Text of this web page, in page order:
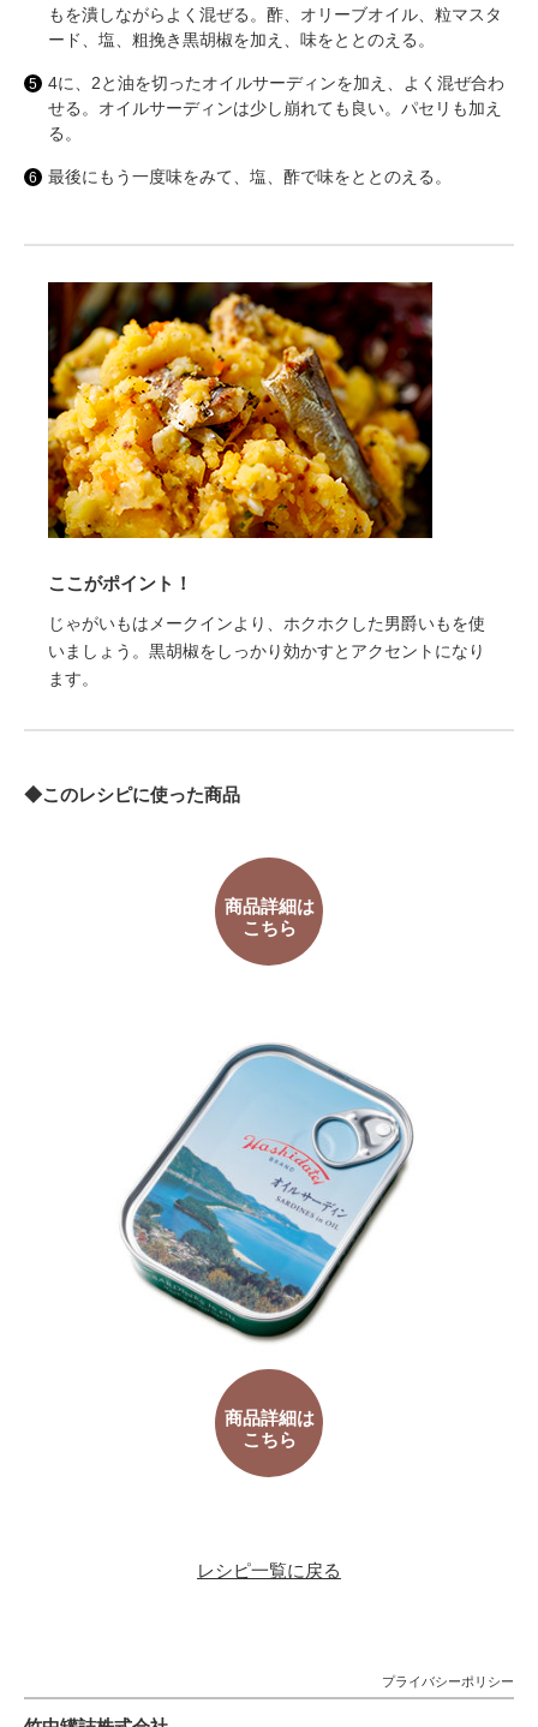
もを潰しながらよく混ぜる。酢、オリーブオイル、粒マスタ
ード、塩、粗挽き黒胡椒を加え、味をととのえる。
4に、2と油を切ったオイルサーディンを加え、よく混ぜ合わ
せる。オイルサーディンは少し崩れても良い。パセリも加え
る。
最後にもう一度味をみて、塩、酢で味をととのえる。
ここがポイント！
じゃがいもはメークインより、ホクホクした男爵いもを使
いましょう。黒胡椒をしっかり効かすとアクセントになり
ます。
◆このレシピに使った商品
商品詳細は
こちら
商品詳細は
こちら
レシピ一覧に戻る
プライバシーポリシー